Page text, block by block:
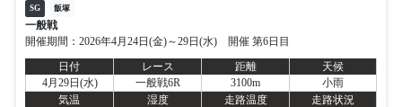
SG 飯塚
一般戦
開催期間：2026年4月24日(金)～29日(水) 開催 第6日目
日付
レース 距離
天候
4月29日(水)
一般戦6R 3100m
小雨
気温
湿度 走路温度
走路状況